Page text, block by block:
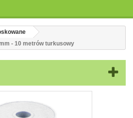
- 10 metrów turkusowy